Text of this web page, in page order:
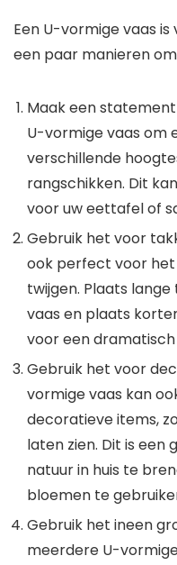
Een U-vormige vaas is
een paar manieren
Maak een
U-vormige vaas om
verschillende
rangschikken. Dit
voor uw eettafel of
Gebruik het voor
ook perfect voor
twijgen. Plaats
vaas en plaats
voor een
Gebruik het voor
vormige vaas kan
decoratieve items,
laten zien. Dit is een
natuur in huis te
bloemen te
Gebruik het ineen
meerdere U-